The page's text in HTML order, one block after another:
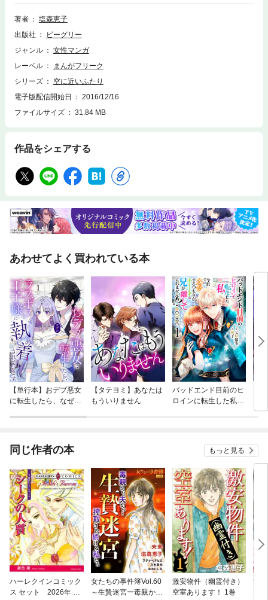
著者
塩森恵子
出版社
ビーグリー
ジャンル
女性マンガ
レーベル
まんがフリーク
シリーズ
空に近いふたり
電子版配信開始日
2016/12/16
ファイルサイズ
31.84 MB
作品をシェアする
あわせてよく買われている本
【単行本】おデブ悪女
に転生したら、なぜか
【タテヨミ】あなたは
もういりません
バッドエンド目前のヒ
ロインに転生した私、
同じ作者の本 もっと見る
ハーレクインコミック
ス セット 2026年 vo
女たちの事件簿Vol.60
～生贄迷宮ー毒親か
激安物件（幽霊付き）
空室あります！ 1巻
女